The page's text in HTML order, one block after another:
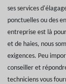
ses services
ponctuelles ou des
entreprise est là
et de haies, nous
exigences. Peu
conseiller et
techniciens vous